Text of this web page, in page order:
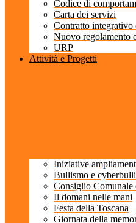
Codice di
Carta dei servizi
Contratto integrativo
Nuovo regolamento
URP
Attività e Progetti
Iniziative
Bullismo e
Consiglio Comunale
Il domani nelle mani
Festa della Toscana
Giornata della